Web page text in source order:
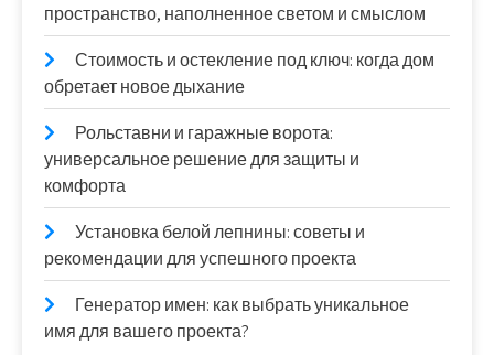
пространство, наполненное светом и смыслом
Стоимость и остекление под ключ: когда дом
обретает новое дыхание
Рольставни и гаражные ворота:
универсальное решение для защиты и
комфорта
Установка белой лепнины: советы и
рекомендации для успешного проекта
Генератор имен: как выбрать уникальное
имя для вашего проекта?